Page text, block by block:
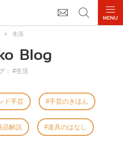
> 生活
Blog
： #生活
ド手芸 手芸のきほん
品解説 道具のはなし